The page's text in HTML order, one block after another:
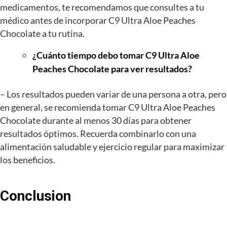
medicamentos, te recomendamos que consultes a tu
médico antes de incorporar C9 Ultra Aloe Peaches
Chocolate a tu rutina.
¿Cuánto tiempo debo tomar C9 Ultra Aloe
Peaches Chocolate para ver resultados?
– Los resultados pueden variar de una persona a otra, pero
en general, se recomienda tomar C9 Ultra Aloe Peaches
Chocolate durante al menos 30 días para obtener
resultados óptimos. Recuerda combinarlo con una
alimentación saludable y ejercicio regular para maximizar
los beneficios.
Conclusion